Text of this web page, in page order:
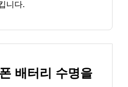
니다.
배터리 수명을